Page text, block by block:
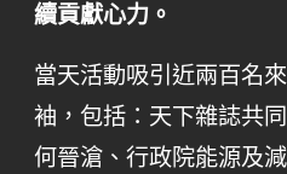
續貢獻心力。
當天活動吸引近兩百名
袖，包括：天下雜誌共
何晉滄、行政院能源及